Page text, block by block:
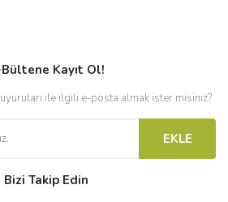
Kayıt Ol!
ile ilgili e-posta almak ister misiniz?
EKLE
Bizi Takip Edin